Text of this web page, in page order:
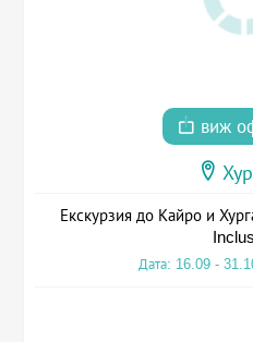
виж
Екскурзия до Кайро и
Дата: 16.09 -